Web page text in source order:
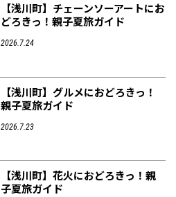
【浅川町】チェーンソーアートにお
どろきっ！親子夏旅ガイド
2026.7.24
【浅川町】グルメにおどろきっ！
親子夏旅ガイド
2026.7.23
【浅川町】花火におどろきっ！親
子夏旅ガイド